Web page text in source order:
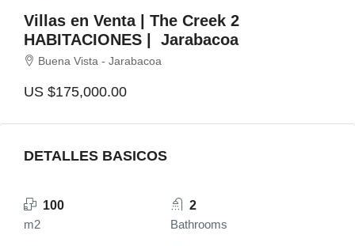
Villas en Venta | The Creek 2
HABITACIONES | Jarabacoa
Buena Vista - Jarabacoa
US $175,000.00
DETALLES BASICOS
100
m2
2
Bathrooms